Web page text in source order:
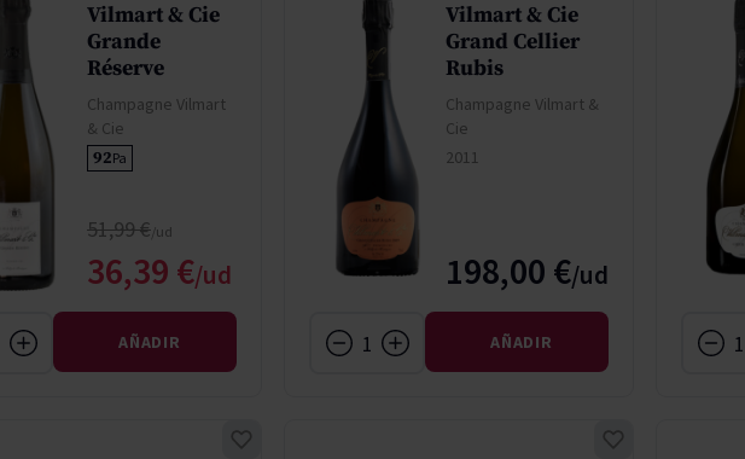
Vilmart & Cie
Grande
Réserve
Champagne Vilmart
& Cie
92Pa
Precio especial
36,39 €
Precio normal
51,99 €
AÑADIR
Vilmart & Cie
Grand Cellier
Rubis
Champagne Vilmart &
Cie
2011
198,00 €
AÑADIR